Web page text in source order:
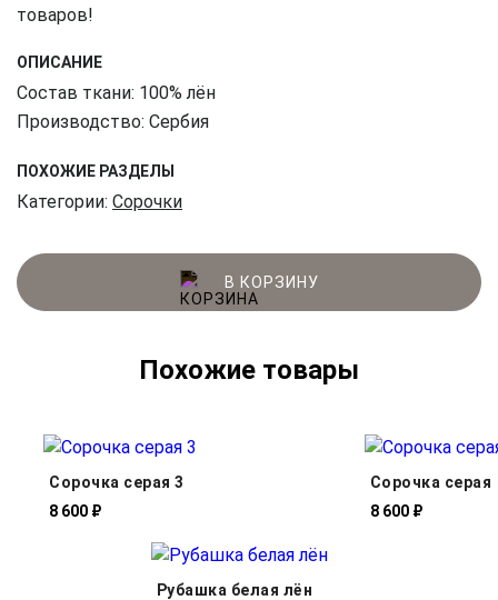
товаров!
ОПИСАНИЕ
Состав ткани: 100% лён
Производство: Сербия
ПОХОЖИЕ РАЗДЕЛЫ
Категории: Сорочки
В КОРЗИНУ
Похожие товары
Сорочка серая 3
8 600 ₽
Сорочка серая
8 600 ₽
Рубашка белая лён